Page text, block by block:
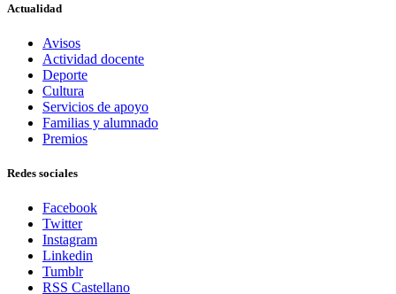
Actualidad
Avisos
Actividad docente
Deporte
Cultura
Servicios de apoyo
Familias y alumnado
Premios
Redes sociales
Facebook
Twitter
Instagram
Linkedin
Tumblr
RSS Castellano